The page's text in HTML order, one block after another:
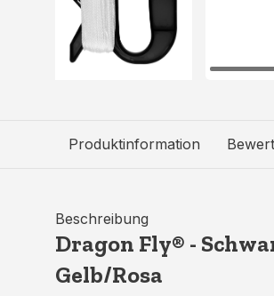
Produktinformation
Beschreibung
Dragon Fly® -
Gelb/Rosa